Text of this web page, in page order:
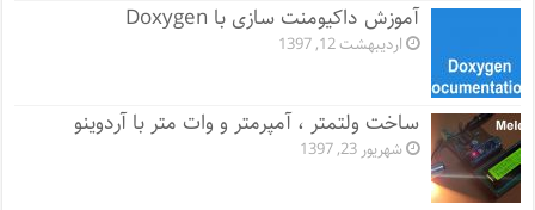
آموزش داکیومنت سازی با Doxygen
اردیبهشت 12, 1397
ساخت ولتمتر ، آمپرمتر و وات متر با آردوینو
شهریور 23, 1397